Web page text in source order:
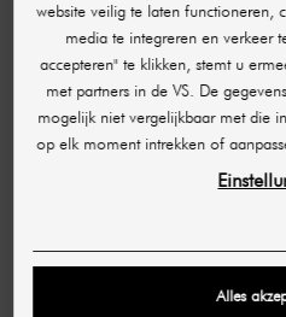
FAQ
Bestelling beheren
Annulering en retour
Betaalmethoden
Verzending en levertijd
Partnerprogramma
website veilig te laten functioneren,
media te integreren en verkeer
accepteren" te klikken, stemt u
met partners in de VS. De
mogelijk niet vergelijkbaar met die
op elk moment intrekken of
Alles